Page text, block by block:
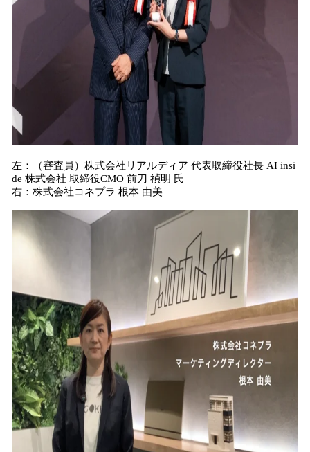
左：（審査員）株式会社リアルディア 代表取締役社長 AI insi
de 株式会社 取締役CMO 前刀 禎明 氏
右：株式会社コネプラ 根本 由美